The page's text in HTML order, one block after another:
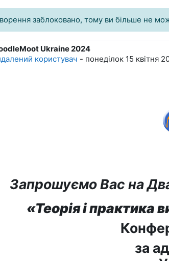
заблоковано, тому ви більше не
Ukraine 2024
користувач - понеділок 15 квітня
відповідей: 0
ЗапрошуємоВас на
«Теорія і практика
за